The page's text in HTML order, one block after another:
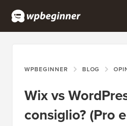
WPBEGINNER BLOG
Wix vs
consiglio? (Pro